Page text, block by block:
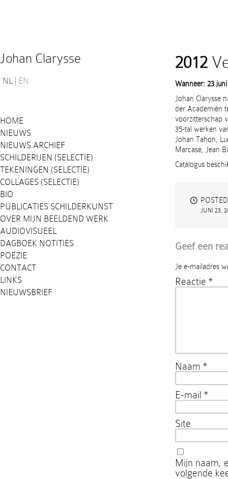
Johan Clarysse
NL EN
HOME
NIEUWS
NIEUWS ARCHIEF
SCHILDERIJEN (SELECTIE)
TEKENINGEN (SELECTIE)
COLLAGES (SELECTIE)
BIO
PUBLICATIES SCHILDERKUNST
OVER MIJN BEELDEND WERK
AUDIOVISUEEL
DAGBOEK NOTITIES
POËZIE
CONTACT
LINKS
NIEUWSBRIEF
2012
Wanneer: 23 juni
Johan Clarysse
der Academiën
voorzitterschap
35-tal werken
Johan Tahon,
Marcase, Jean
Catalogus
JUNI 23,
Geef een
Je e-mailadres
Reactie *
Naam *
E-mail *
Site
Mijn naam,
volgende